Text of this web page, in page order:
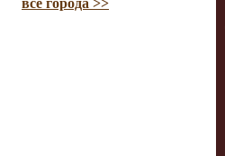
все города >>